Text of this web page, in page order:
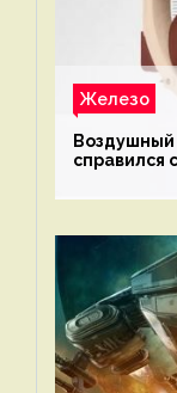
Железо
Воздушный
справился